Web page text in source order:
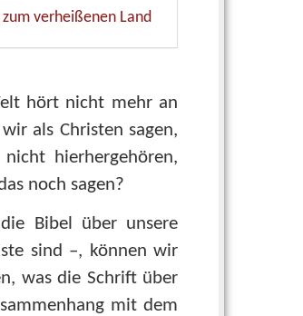
verheißenen Land
hört nicht mehr an
als Christen sagen,
hierhergehören,
noch sagen?
Bibel über unsere
sind –, können wir
was die Schrift über
mit dem